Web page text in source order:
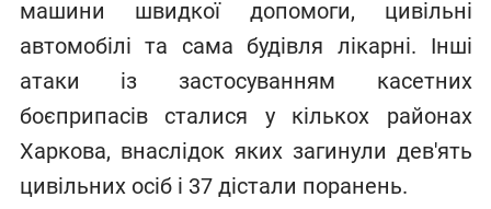
машини швидкої допомоги, цивільні
автомобілі та сама будівля лікарні. Інші
атаки із застосуванням касетних
боєприпасів сталися у кількох районах
Харкова, внаслідок яких загинули дев'ять
цивільних осіб і 37 дістали поранень.